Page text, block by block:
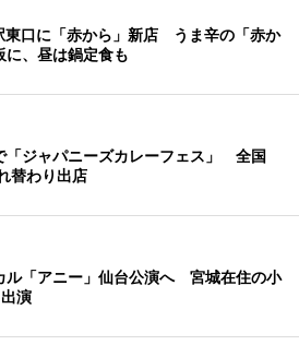
東口に「赤から」新店 うま辛の「赤か
に、昼は鍋定食も
「ジャパニーズカレーフェス」 全国
替わり出店
ル「アニー」仙台公演へ 宮城在住の小
演